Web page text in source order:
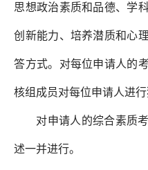
思想政治素质和品德、学
创新能力、培养潜质和心
答方式。对每位申请人的
核组成员对每位申请人进行
对申请人的综合素质
述一并进行。